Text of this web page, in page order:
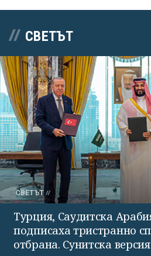
СВЕТЪТ
СВЕТЪТ
Турция, Саудитска
подписаха тристранно
отбрана. Сунитска